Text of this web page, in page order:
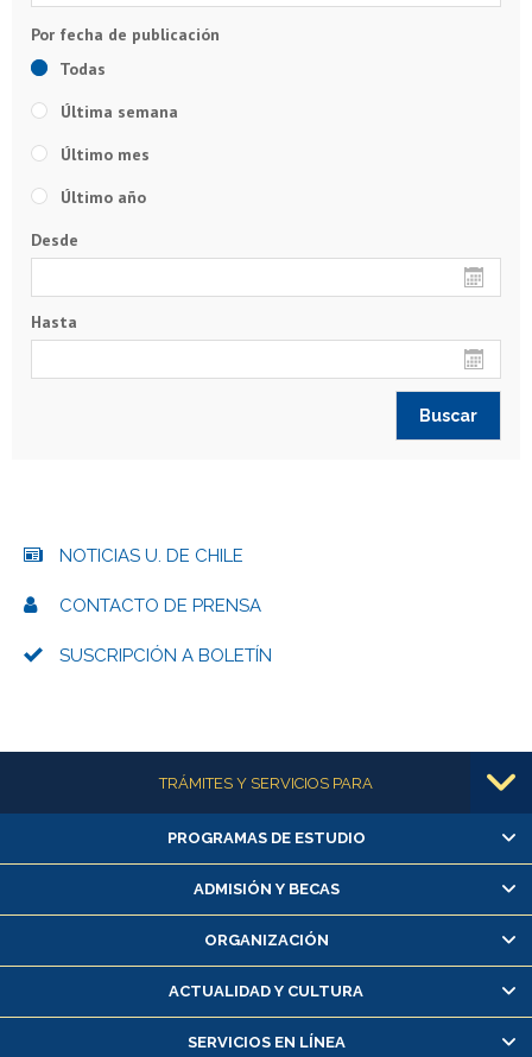
Todas
Última semana
Último mes
Último año
Desde
Hasta
NOTICIAS U. DE CHILE
CONTACTO DE PRENSA
SUSCRIPCIÓN A BOLETÍN
Más informaciónTRÁMITES Y SERVICIOS PARA
Alumnas/os y exalumnas/os
Matrícula en línea
Inscripción y cambio de asignaturas
Consulta y certificado de notas
Servicio médico y dental
Pago de arancel y crédito alumnos
PROGRAMAS DE ESTUDIO
ADMISIÓN Y BECAS
ORGANIZACIÓN
ACTUALIDAD Y CULTURA
SERVICIOS EN LÍNEA